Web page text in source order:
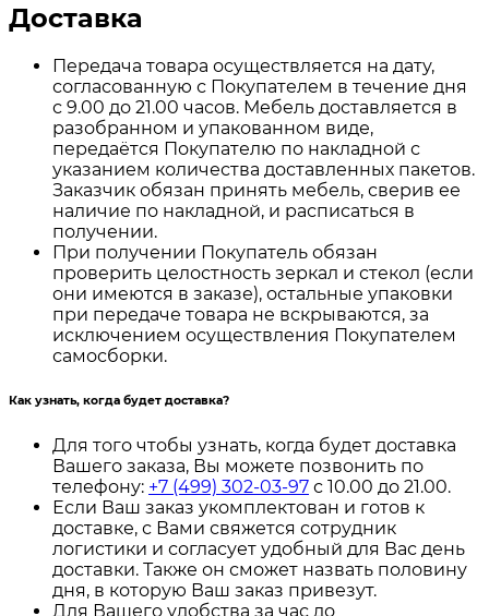
Доставка
Передача товара осуществляется на дату,
согласованную с Покупателем в течение дня
с 9.00 до 21.00 часов. Мебель доставляется в
разобранном и упакованном виде,
передаётся Покупателю по накладной с
указанием количества доставленных пакетов.
Заказчик обязан принять мебель, сверив ее
наличие по накладной, и расписаться в
получении.
При получении Покупатель обязан
проверить целостность зеркал и стекол (если
они имеются в заказе), остальные упаковки
при передаче товара не вскрываются, за
исключением осуществления Покупателем
самосборки.
Как узнать, когда будет доставка?
Для того чтобы узнать, когда будет доставка
Вашего заказа, Вы можете позвонить по
телефону: +7 (499) 302-03-97 с 10.00 до 21.00.
Если Ваш заказ укомплектован и готов к
доставке, с Вами свяжется сотрудник
логистики и согласует удобный для Вас день
доставки. Также он сможет назвать половину
дня, в которую Ваш заказ привезут.
Для Вашего удобства за час до